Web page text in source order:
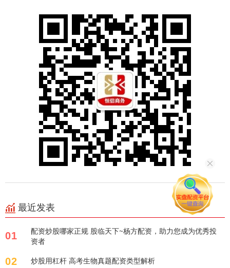
最近发表
01
配资炒股哪家正规 股临天下~杨方配资，助力您成为优秀投
资者
02 炒股用杠杆 高考生物真题配资类型解析